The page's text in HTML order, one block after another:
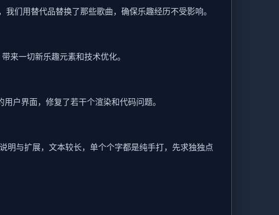
们用替代品替换了那些歌曲，确保乐趣经历不受影响。
来一切新乐趣元素和技术优化。
户界面，修复了若干个渲染和代码问题。
与扩展，文本较长，单个个字都是纯手打，先求独独点